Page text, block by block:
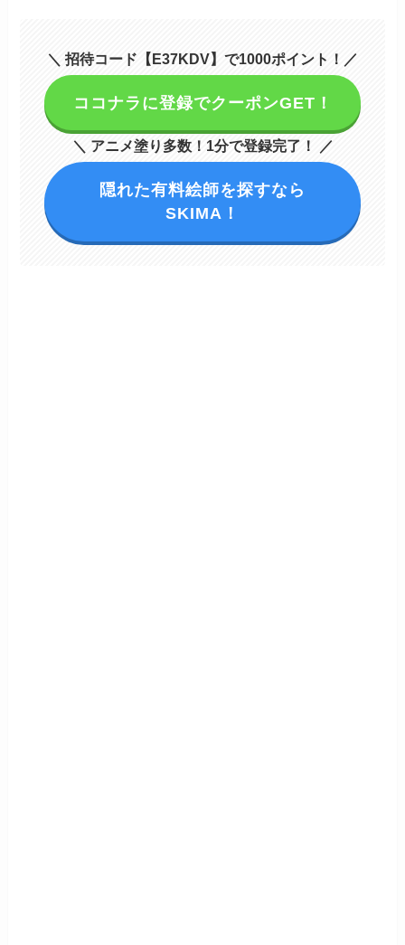
＼ 招待コード【E37KDV】で1000ポイント！／
ココナラに登録でクーポンGET！
＼ アニメ塗り多数！1分で登録完了！ ／
隠れた有料絵師を探すなら
SKIMA！